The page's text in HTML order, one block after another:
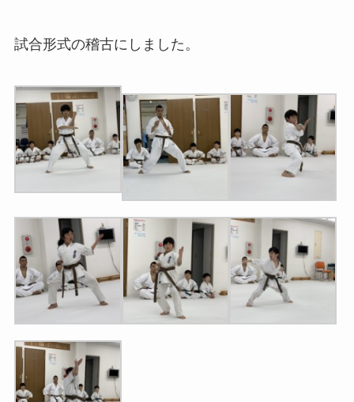
試合形式の稽古にしました。